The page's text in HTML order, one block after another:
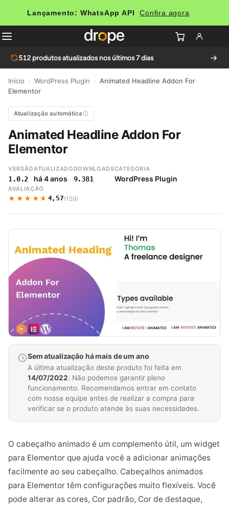
Lançamento: WhatsApp API Confira agora
512 produtos atualizados nos últimos 7 dias
Início WordPress Plugin
Animated Headline Addon For
Elementor
Atualização automática
Animated Headline Addon For
Elementor
VERSÃO
1.0.2
ATUALIZADO
há 4 anos
DOWNLOADS
9.381
CATEGORIA
WordPress Plugin
AVALIAÇÃO
★★★★★
★★★★★ 4,57(159)
Sem atualização há mais de um ano
A última atualização deste produto foi feita em
14/07/2022. Não podemos garantir pleno
funcionamento. Recomendamos entrar em contato
com nossa equipe antes de realizar a compra para
verificar se o produto atende às suas necessidades.
O cabeçalho animado é um complemento útil, um widget
para Elementor que ajuda você a adicionar animações
facilmente ao seu cabeçalho. Cabeçalhos animados
para Elementor têm configurações muito flexíveis. Você
pode alterar as cores, Cor padrão, Cor de destaque,